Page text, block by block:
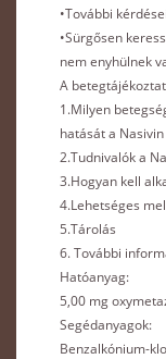
•További
•Sürgősen
nem enyhülnek
A
1.Milyen
hatását a
2.Tudnivalók a
3.Hogyan kell
4.Lehetséges
5.Tárolás
6. További
Hatóanyag:
5,00 mg
Segédanyagok:
Benzalkónium-